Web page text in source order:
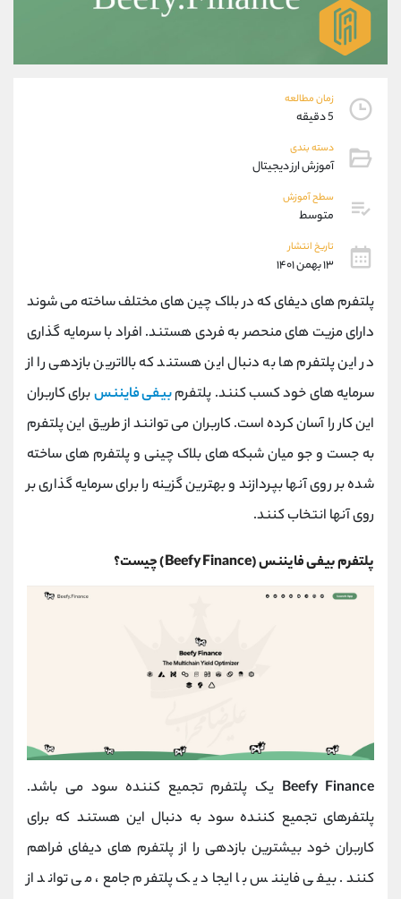
زمان مطالعه
5 دقیقه
دسته بندی
آموزش ارز دیجیتال
سطح آموزش
متوسط
تاریخ انتشار
۱۳ بهمن ۱۴۰۱
پلتفرم های دیفای که در بلاک چین های مختلف ساخته می شوند
دارای مزیت های منحصر به فردی هستند. افراد با سرمایه گذاری
در این پلتفرم ها به دنبال این هستند که بالاترین بازدهی را از
سرمایه های خود کسب کنند. پلتفرمبیفی فایننسبرای کاربران
این کار را آسان کرده است. کاربران می توانند از طریق این پلتفرم
به جست و جو میان شبکه های بلاک چینی و پلتفرم های ساخته
شده بر روی آنها بپردازند و بهترین گزینه را برای سرمایه گذاری بر
روی آنها انتخاب کنند.
پلتفرم بیفی فایننس (Beefy Finance) چیست؟
Beefy Finance یک پلتفرم تجمیع کننده سود می باشد.
پلتفرهای تجمیع کننده سود به دنبال این هستند که برای
کاربران خود بیشترین بازدهی را از پلتفرم های دیفای فراهم
کنند. بیفی فایننس با ایجاد یک پلتفرم جامع، می تواند از
09194198792
واتساپ
تلگرام
پشتیبان فروش
موبایل
واتساپ
داخلی
اطلاعات تماس (دفتر فروش)
تلفن 021-22021030
بدون پیش شماره 90001030
اینستاگرام @alireza.mehrabii
کانال تلگرام @alirezamehrabi_com